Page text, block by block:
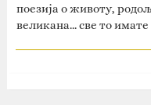
поезија о животу,
великана... све то